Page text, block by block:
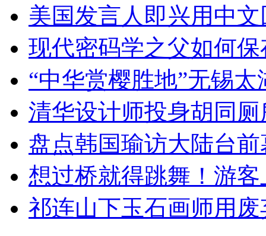
美国发言人即兴用中
现代密码学之父如何
“中华赏樱胜地”无锡
清华设计师投身胡同
盘点韩国瑜访大陆台
想过桥就得跳舞！游客
祁连山下玉石画师用